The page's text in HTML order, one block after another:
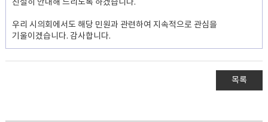
친절히 안내해 드리도록 하겠습니다.
우리 시의회에서도 해당 민원과 관련하여 지속적으로 관심을
기울이겠습니다. 감사합니다.
목록